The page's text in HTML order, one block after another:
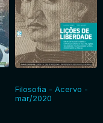
Filosofia - Acervo -
mar/2020